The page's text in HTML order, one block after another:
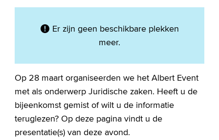
Er zijn geen beschikbare plekken
meer.
Op 28 maart organiseerden we het Albert Event
met als onderwerp Juridische zaken. Heeft u de
bijeenkomst gemist of wilt u de informatie
teruglezen? Op deze pagina vindt u de
presentatie(s) van deze avond.